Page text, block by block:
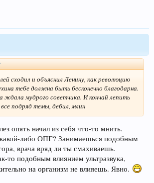
сходил и объяснил Ленину, как революцию
тебе должна быть бесконечно благодарна.
ждала мудрого советчика. И кончай лепить
подряд темы, дебил, млин
опять начал из себя что-то мнить.
либо ОПГ? Занимаешься подобным
врача вряд ли ты смахиваешь.
то подобным влиянием ультразвука,
на организм не влияешь. Явно.